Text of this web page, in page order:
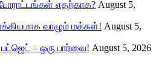
எதற்காக? August 5,
வாழும் மக்கள்! August 5,
– ஒரு பார்வை! August 5, 2026